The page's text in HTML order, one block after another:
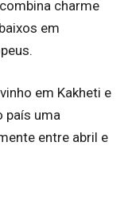
charme
em
em Kakheti e
país uma
entre abril e